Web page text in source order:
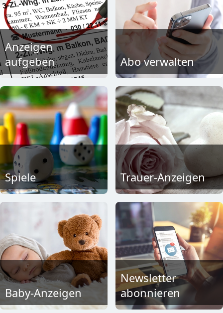
Anzeigen
aufgeben
Abo verwalten
Spiele Trauer-Anzeigen
Baby-Anzeigen
Newsletter
abonnieren